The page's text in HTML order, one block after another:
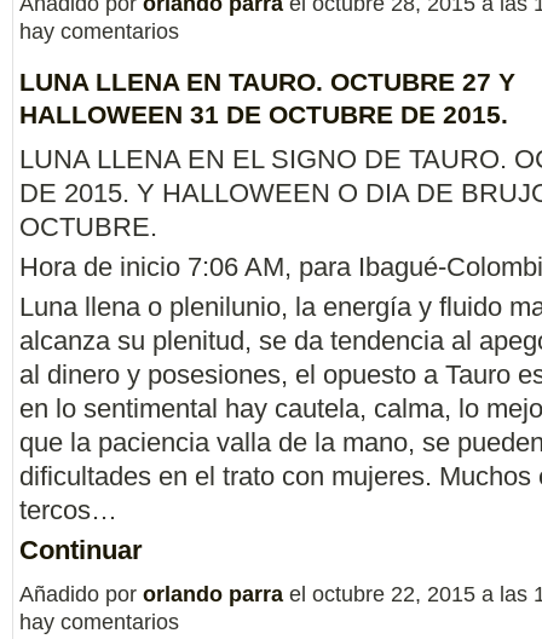
hay comentarios
LUNA LLENA EN TAURO. OCTUBRE 27 Y
HALLOWEEN 31 DE OCTUBRE DE 2015.
LUNA LLENA EN EL SIGNO DE TAURO.
DE 2015. Y HALLOWEEN O DIA DE
OCTUBRE.
Hora de inicio 7:06 AM, para Ibagué-
Luna llena o plenilunio, la energía y fluido
alcanza su plenitud, se da tendencia al
al dinero y posesiones, el opuesto a Tauro
en lo sentimental hay cautela, calma, lo
que la paciencia valla de la mano, se
dificultades en el trato con mujeres.
tercos…
Continuar
Añadido por orlando parra el octubre 22, 2015 a las
hay comentarios